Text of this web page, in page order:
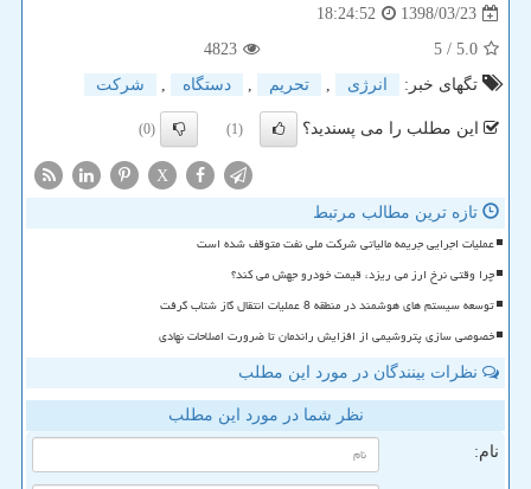
1398/03/23
18:24:52
5.0
/ 5
4823
تگهای خبر:
انرژی , تحریم , دستگاه , شركت
این مطلب را می پسندید؟ (1)
(0)
X
تازه ترین مطالب مرتبط
عملیات اجرایی جریمه مالیاتی شرکت ملی نفت متوقف شده است
چرا وقتی نرخ ارز می ریزد، قیمت خودرو جهش می کند؟
توسعه سیستم های هوشمند در منطقه 8 عملیات انتقال گاز شتاب گرفت
خصوصی سازی پتروشیمی از افزایش راندمان تا ضرورت اصلاحات نهادی
نظرات بینندگان در مورد این مطلب
نظر شما در مورد این مطلب
نام: